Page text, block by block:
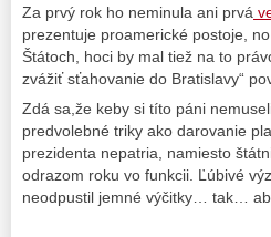
Za prvý rok ho neminula ani prvá
prezentuje proamerické postoje,
Štátoch, hoci by mal tiež na to
zvážiť sťahovanie do Bratislavy“
Zdá sa,že keby si títo páni
predvolebné triky ako darovanie
prezidenta nepatria, namiesto
odrazom roku vo funkcii. Ľúbivé
neodpustil jemné výčitky… tak…